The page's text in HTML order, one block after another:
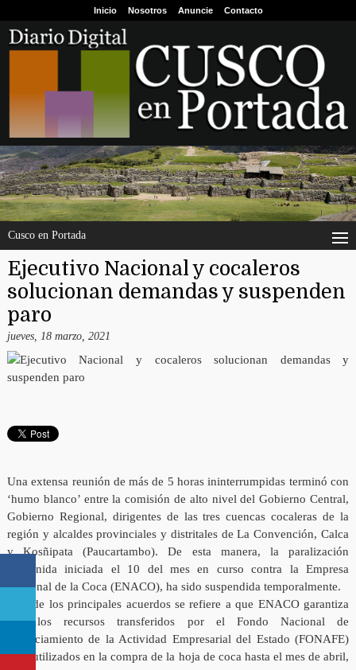
Inicio Nosotros Anuncie Contacto
Cusco en Portada
Ejecutivo Nacional y cocaleros
solucionan demandas y suspenden
paro
jueves, 18 marzo, 2021
Una extensa reunión de más de 5 horas ininterrumpidas terminó con
‘humo blanco’ entre la comisión de alto nivel del Gobierno Central,
Gobierno Regional, dirigentes de las tres cuencas cocaleras de la
región y alcaldes provinciales y distritales de La Convención, Calca
y Kosñipata (Paucartambo). De esta manera, la paralización
indefinida iniciada el 10 del mes en curso contra la Empresa
Nacional de la Coca (ENACO), ha sido suspendida temporalmente.
Uno de los principales acuerdos se refiere a que ENACO garantiza
que los recursos transferidos por el Fondo Nacional de
Financiamiento de la Actividad Empresarial del Estado (FONAFE)
sean utilizados en la compra de la hoja de coca hasta el mes de abril,